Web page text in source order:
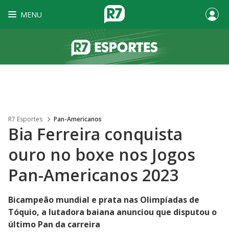
MENU
R7 Esportes Pan-Americanos
Bia Ferreira conquista
ouro no boxe nos Jogos
Pan-Americanos 2023
Bicampeão mundial e prata nas Olimpíadas de
Tóquio, a lutadora baiana anunciou que disputou o
último Pan da carreira